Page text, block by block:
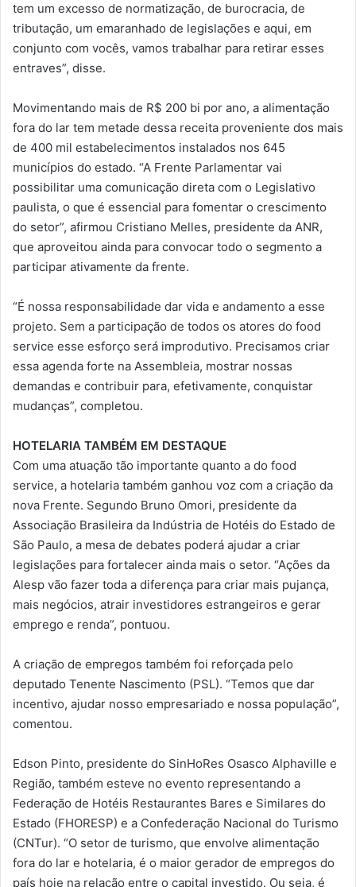
tem um excesso de normatização, de burocracia, de
tributação, um emaranhado de legislações e aqui, em
conjunto com vocês, vamos trabalhar para retirar esses
entraves”, disse.
Movimentando mais de R$ 200 bi por ano, a alimentação
fora do lar tem metade dessa receita proveniente dos mais
de 400 mil estabelecimentos instalados nos 645
municípios do estado. “A Frente Parlamentar vai
possibilitar uma comunicação direta com o Legislativo
paulista, o que é essencial para fomentar o crescimento
do setor”, afirmou Cristiano Melles, presidente da ANR,
que aproveitou ainda para convocar todo o segmento a
participar ativamente da frente.
“É nossa responsabilidade dar vida e andamento a esse
projeto. Sem a participação de todos os atores do food
service esse esforço será improdutivo. Precisamos criar
essa agenda forte na Assembleia, mostrar nossas
demandas e contribuir para, efetivamente, conquistar
mudanças”, completou.
HOTELARIA TAMBÉM EM DESTAQUE
Com uma atuação tão importante quanto a do food
service, a hotelaria também ganhou voz com a criação da
nova Frente. Segundo Bruno Omori, presidente da
Associação Brasileira da Indústria de Hotéis do Estado de
São Paulo, a mesa de debates poderá ajudar a criar
legislações para fortalecer ainda mais o setor. “Ações da
Alesp vão fazer toda a diferença para criar mais pujança,
mais negócios, atrair investidores estrangeiros e gerar
emprego e renda”, pontuou.
A criação de empregos também foi reforçada pelo
deputado Tenente Nascimento (PSL). “Temos que dar
incentivo, ajudar nosso empresariado e nossa população”,
comentou.
Edson Pinto, presidente do SinHoRes Osasco Alphaville e
Região, também esteve no evento representando a
Federação de Hotéis Restaurantes Bares e Similares do
Estado (FHORESP) e a Confederação Nacional do Turismo
(CNTur). “O setor de turismo, que envolve alimentação
fora do lar e hotelaria, é o maior gerador de empregos do
país hoje na relação entre o capital investido. Ou seja, é